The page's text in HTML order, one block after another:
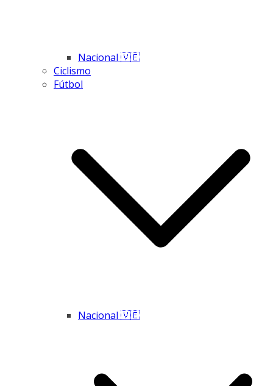
Nacional 🇻🇪
Ciclismo
Fútbol
Nacional 🇻🇪